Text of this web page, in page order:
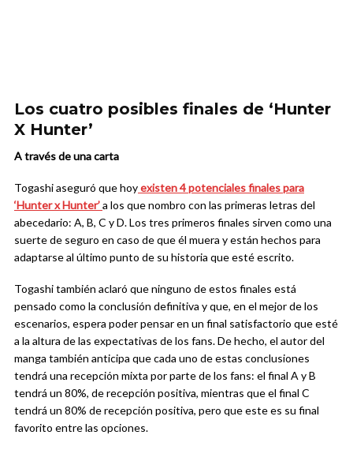
Los cuatro posibles finales de ‘Hunter
X Hunter’
A través de una carta
Togashi aseguró que hoyexisten 4 potenciales finales para
‘Hunter x Hunter’a los que nombro con las primeras letras del
abecedario: A, B, C y D. Los tres primeros finales sirven como una
suerte de seguro en caso de que él muera y están hechos para
adaptarse al último punto de su historia que esté escrito.
Togashi también aclaró que ninguno de estos finales está
pensado como la conclusión definitiva y que, en el mejor de los
escenarios, espera poder pensar en un final satisfactorio que esté
a la altura de las expectativas de los fans. De hecho, el autor del
manga también anticipa que cada uno de estas conclusiones
tendrá una recepción mixta por parte de los fans: el final A y B
tendrá un 80%, de recepción positiva, mientras que el final C
tendrá un 80% de recepción positiva, pero que este es su final
favorito entre las opciones.